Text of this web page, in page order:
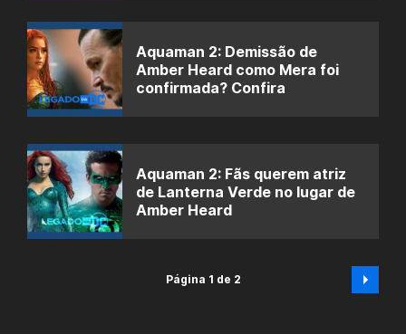
Aquaman 2: Demissão de
Amber Heard como Mera foi
confirmada? Confira
Aquaman 2: Fãs querem atriz
de Lanterna Verde no lugar de
Amber Heard
Página 1 de 2